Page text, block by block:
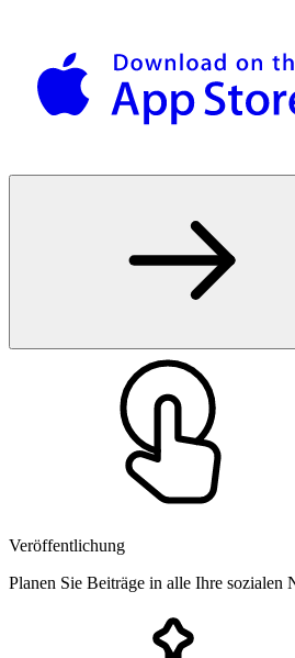
Veröffentlichung
Planen Sie Beiträge in alle Ihre